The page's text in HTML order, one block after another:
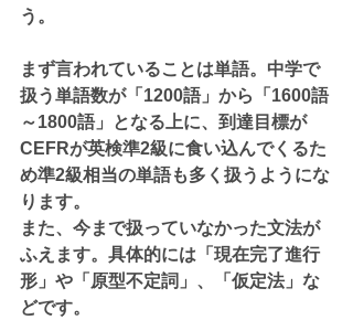
う。
まず言われていることは単語。中学で
扱う単語数が「1200語」から「1600語
～1800語」となる上に、到達目標が
CEFRが英検準2級に食い込んでくるた
め準2級相当の単語も多く扱うようにな
ります。
また、今まで扱っていなかった文法が
ふえます。具体的には「現在完了進行
形」や「原型不定詞」、「仮定法」な
どです。